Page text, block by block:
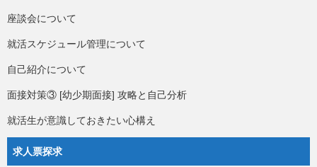
座談会について
就活スケジュール管理について
自己紹介について
面接対策③ [幼少期面接] 攻略と自己分析
就活生が意識しておきたい心構え
求人票探求